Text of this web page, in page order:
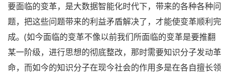
要面临的变革，是大数据智能化时代下，带来的各种各种问
题，把这些问题带来的利益矛盾解决了，才能使变革顺利完
成。(如今面临的变革不像以前我们所面临的变革是要推翻
某一阶级，进行思想的彻底整改，那时需要知识分子发动革
命，而如今的知识分子在现今社会的作用多是在各自擅长领